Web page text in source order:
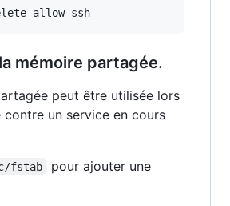
allow ssh
mémoire partagée.
peut être utilisée lors
un service en cours
fstab
pour ajouter une